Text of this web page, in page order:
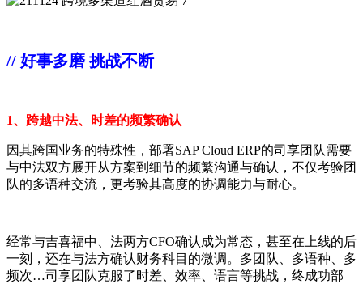
// 好事多磨 挑战不断
1、跨越中法、时差的频繁确认
因其跨国业务的特殊性，部署SAP Cloud ERP的司享团队需要
与中法双方展开从方案到细节的频繁沟通与确认，不仅考验团
队的多语种交流，更考验其高度的协调能力与耐心。
经常与吉喜福中、法两方CFO确认成为常态，甚至在上线的后
一刻，还在与法方确认财务科目的微调。多团队、多语种、多
频次…司享团队克服了时差、效率、语言等挑战，终成功部